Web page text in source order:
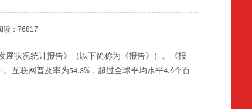
读：76817
展状况统计报告》（以下简称为《报告》）。《报
。互联网普及率为54.3% ，超过全球平均水平4.6个百